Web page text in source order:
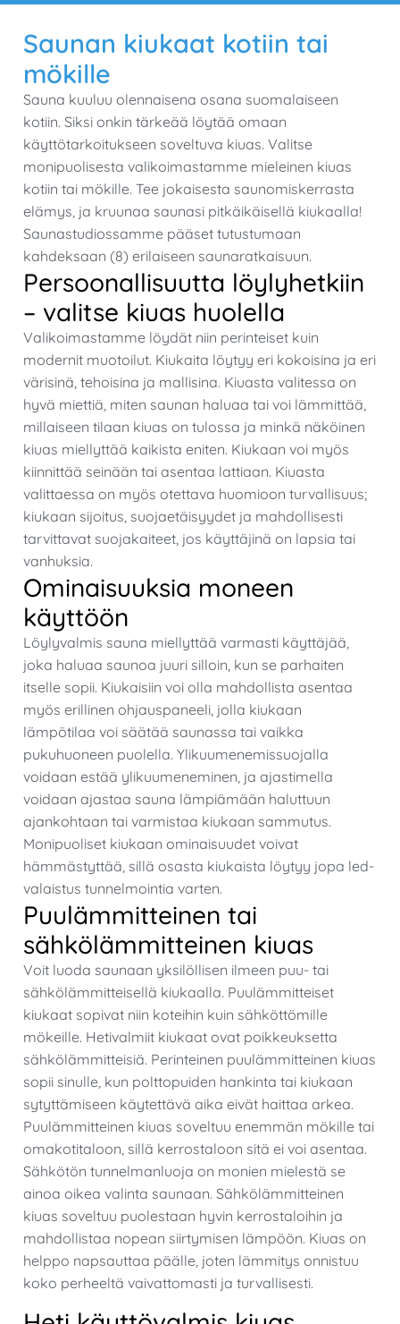
Saunan kiukaat kotiin tai
mökille
Sauna kuuluu olennaisena osana suomalaiseen
kotiin. Siksi onkin tärkeää löytää omaan
käyttötarkoitukseen soveltuva kiuas. Valitse
monipuolisesta valikoimastamme mieleinen kiuas
kotiin tai mökille. Tee jokaisesta saunomiskerrasta
elämys, ja kruunaa saunasi pitkäikäisellä kiukaalla!
Saunastudiossamme pääset tutustumaan
kahdeksaan (8) erilaiseen saunaratkaisuun.
Persoonallisuutta löylyhetkiin
– valitse kiuas huolella
Valikoimastamme löydät niin perinteiset kuin
modernit muotoilut. Kiukaita löytyy eri kokoisina ja eri
värisinä, tehoisina ja mallisina. Kiuasta valitessa on
hyvä miettiä, miten saunan haluaa tai voi lämmittää,
millaiseen tilaan kiuas on tulossa ja minkä näköinen
kiuas miellyttää kaikista eniten. Kiukaan voi myös
kiinnittää seinään tai asentaa lattiaan. Kiuasta
valittaessa on myös otettava huomioon turvallisuus;
kiukaan sijoitus, suojaetäisyydet ja mahdollisesti
tarvittavat suojakaiteet, jos käyttäjinä on lapsia tai
vanhuksia.
Ominaisuuksia moneen
käyttöön
Löylyvalmis sauna miellyttää varmasti käyttäjää,
joka haluaa saunoa juuri silloin, kun se parhaiten
itselle sopii. Kiukaisiin voi olla mahdollista asentaa
myös erillinen ohjauspaneeli, jolla kiukaan
lämpötilaa voi säätää saunassa tai vaikka
pukuhuoneen puolella. Ylikuumenemissuojalla
voidaan estää ylikuumeneminen, ja ajastimella
voidaan ajastaa sauna lämpiämään haluttuun
ajankohtaan tai varmistaa kiukaan sammutus.
Monipuoliset kiukaan ominaisuudet voivat
hämmästyttää, sillä osasta kiukaista löytyy jopa led-
valaistus tunnelmointia varten.
Puulämmitteinen tai
sähkölämmitteinen kiuas
Voit luoda saunaan yksilöllisen ilmeen puu- tai
sähkölämmitteisellä kiukaalla. Puulämmitteiset
kiukaat sopivat niin koteihin kuin sähköttömille
mökeille. Hetivalmiit kiukaat ovat poikkeuksetta
sähkölämmitteisiä. Perinteinen puulämmitteinen kiuas
sopii sinulle, kun polttopuiden hankinta tai kiukaan
sytyttämiseen käytettävä aika eivät haittaa arkea.
Puulämmitteinen kiuas soveltuu enemmän mökille tai
omakotitaloon, sillä kerrostaloon sitä ei voi asentaa.
Sähkötön tunnelmanluoja on monien mielestä se
ainoa oikea valinta saunaan. Sähkölämmitteinen
kiuas soveltuu puolestaan hyvin kerrostaloihin ja
mahdollistaa nopean siirtymisen lämpöön. Kiuas on
helppo napsauttaa päälle, joten lämmitys onnistuu
koko perheeltä vaivattomasti ja turvallisesti.